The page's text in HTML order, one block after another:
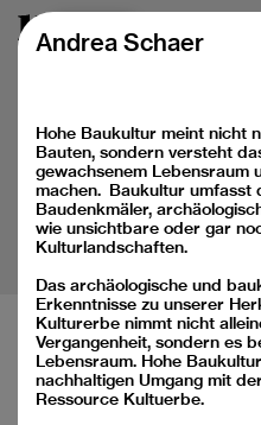
Menu
Andrea Schaer
Hohe Baukultur meint nicht
Bauten, sondern versteht
gewachsenem Lebensraum
machen. Baukultur umfasst
Baudenkmäler,
wie unsichtbare oder gar
Kulturlandschaften.
Das archäologische und
Erkenntnisse zu unserer
Kulturerbe nimmt nicht
Vergangenheit, sondern es
Lebensraum. Hohe
nachhaltigen Umgang mit
Ressource Kultuerbe.
Baukulturelle Bildung für
Médiation de la culture du bâti